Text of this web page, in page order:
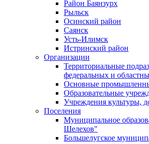
Район Баянзурх
Рыльск
Осинский район
Саянск
Усть-Илимск
Истринский район
Организации
Территориальные
федеральных и
Основные
Образовательные
Учреждения культуры,
Поселения
Муниципальное
Шелехов"
Большелугское